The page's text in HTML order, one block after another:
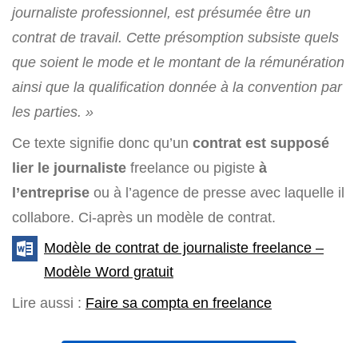
journaliste professionnel, est présumée être un
contrat de travail. Cette présomption subsiste quels
que soient le mode et le montant de la rémunération
ainsi que la qualification donnée à la convention par
les parties. »
Ce texte signifie donc qu’un contrat est supposé
lier le journaliste freelance ou pigiste à
l’entreprise ou à l’agence de presse avec laquelle il
collabore. Ci-après un modèle de contrat.
Modèle de contrat de journaliste freelance –
Modèle Word gratuit
Lire aussi : Faire sa compta en freelance